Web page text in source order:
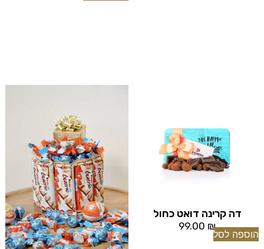
דה קרינה דואט כחול
99.00 ₪
הוספה לסל